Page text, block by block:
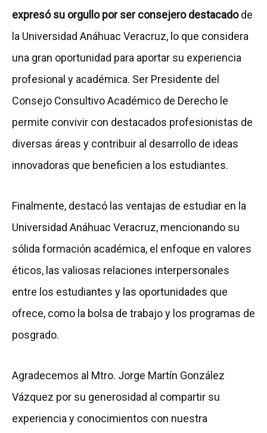
expresó su orgullo por ser consejero destacadode
la Universidad Anáhuac Veracruz, lo que considera
una gran oportunidad para aportar su experiencia
profesional y académica. Ser Presidente del
Consejo Consultivo Académico de Derecho le
permite convivir con destacados profesionistas de
diversas áreas y contribuir al desarrollo de ideas
innovadoras que beneficien a los estudiantes.
Finalmente, destacó las ventajas de estudiar en la
Universidad Anáhuac Veracruz, mencionando su
sólida formación académica, el enfoque en valores
éticos, las valiosas relaciones interpersonales
entre los estudiantes y las oportunidades que
ofrece, como la bolsa de trabajo y los programas de
posgrado.
Agradecemos al Mtro. Jorge Martín González
Vázquez por su generosidad al compartir su
experiencia y conocimientos con nuestra